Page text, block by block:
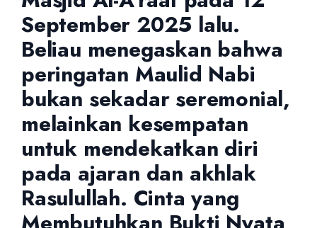
September 2025 lalu.
Beliau menegaskan bahwa
peringatan Maulid Nabi
bukan sekadar seremonial,
melainkan kesempatan
untuk mendekatkan diri
pada ajaran dan akhlak
Rasulullah. Cinta yang